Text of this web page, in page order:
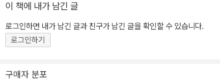
이 책에 내가 남긴 글
로그인하면 내가 남긴 글과 친구가 남긴 글을 확인할 수 있습니다.
로그인하기
구매자 분포